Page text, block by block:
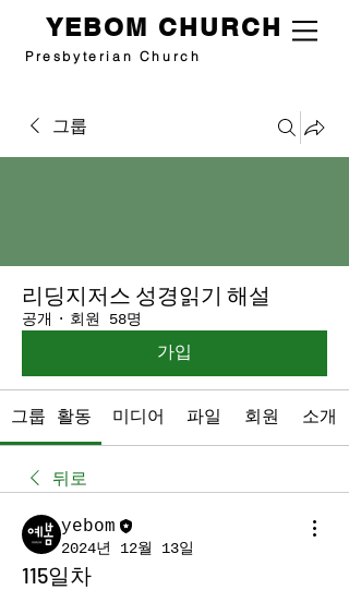
Presbyterian Church
YEBOM CHURCH
그룹
리딩지저스 성경읽기 해설
공개 · 회원 58명
가입
그룹 활동 미디어 파일 회원 소개
뒤로
yebom
2024년 12월 13일
115일차